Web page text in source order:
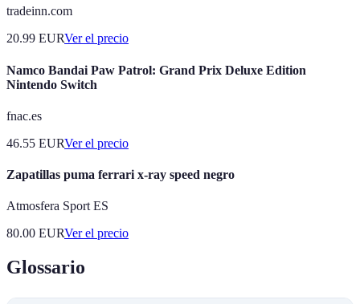
tradeinn.com
20.99 EURVer el precio
Namco Bandai Paw Patrol: Grand Prix Deluxe Edition
Nintendo Switch
fnac.es
46.55 EURVer el precio
Zapatillas puma ferrari x-ray speed negro
Atmosfera Sport ES
80.00 EURVer el precio
Glossario